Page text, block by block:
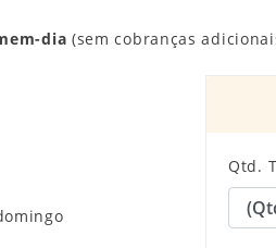
dia (sem cobranças
Qtd.